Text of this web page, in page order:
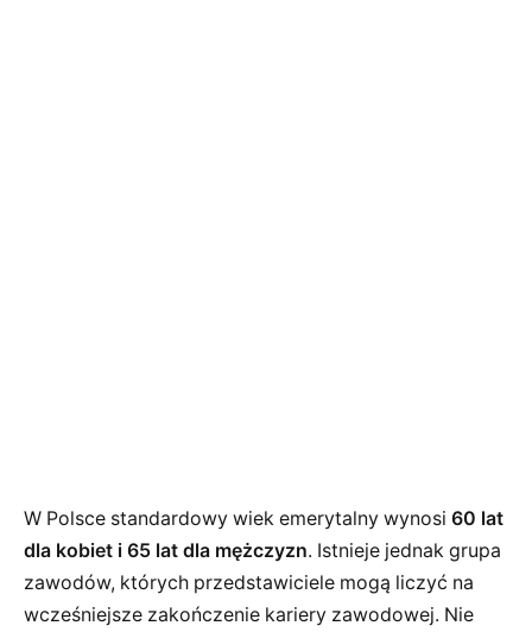
W Polsce standardowy wiek emerytalny wynosi 60 lat
dla kobiet i 65 lat dla mężczyzn. Istnieje jednak grupa
zawodów, których przedstawiciele mogą liczyć na
wcześniejsze zakończenie kariery zawodowej. Nie